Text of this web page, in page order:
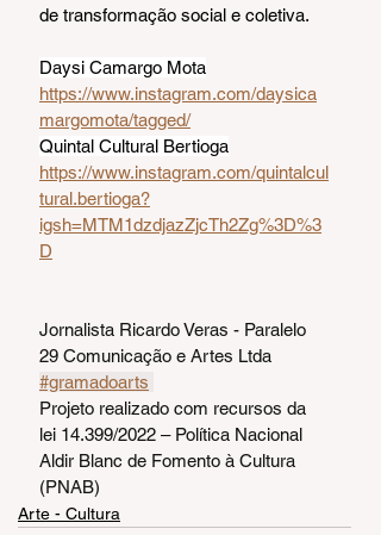
de transformação social e coletiva.
Daysi Camargo Mota
https://www.instagram.com/daysica
margomota/tagged/
Quintal Cultural Bertioga
https://www.instagram.com/quintalcul
tural.bertioga?
igsh=MTM1dzdjazZjcTh2Zg%3D%3
D
Jornalista Ricardo Veras - Paralelo
29 Comunicação e Artes Ltda
#gramadoarts
Projeto realizado com recursos da
lei 14.399/2022 – Política Nacional
Aldir Blanc de Fomento à Cultura
(PNAB)
Arte - Cultura